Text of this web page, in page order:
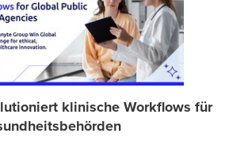
klinische Workflows für